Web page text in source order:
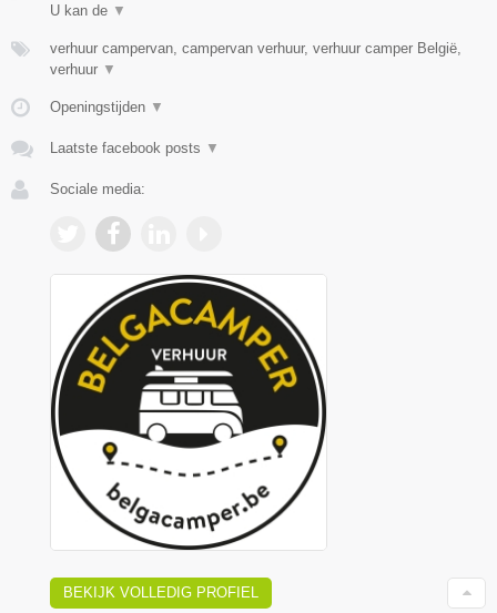
U kan de ▼
verhuur campervan, campervan verhuur, verhuur camper België,
verhuur ▼
Openingstijden ▼
Laatste facebook posts ▼
Sociale media:
BEKIJK VOLLEDIG PROFIEL